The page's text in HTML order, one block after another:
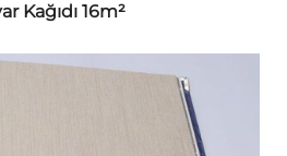
Kağıdı 16m²